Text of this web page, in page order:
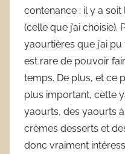
contenance : il y a
(celle que j’ai
yaourtières que j’ai
est rare de pouvoir
temps. De plus, et ce
plus important, cette
yaourts, des yaourts
crèmes desserts et
donc vraiment